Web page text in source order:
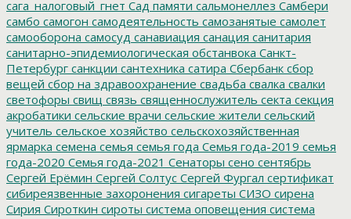
сага_налоговый_гнет Сад памяти сальмонеллез Самбери
самбо самогон самодеятельность самозанятые самолет
самооборона самосуд санавиация санация санитария
санитарно-эпидемиологическая обстанвока Санкт-
Петербург санкции сантехника сатира Сбербанк сбор
вещей сбор на здравоохранение свадьба свалка свалки
светофоры свищ связь священнослужитель секта секция
акробатики сельские врачи сельские жители сельский
учитель сельское хозяйство сельскохозяйственная
ярмарка семена семья семья года Семья года-2019 семья
года-2020 Семья года-2021 Сенаторы сено сентябрь
Сергей Ерёмин Сергей Солтус Сергей Фургал сертификат
сибиреязвенные захоронения сигареты СИЗО сирена
Сирия Сироткин сироты система оповещения система